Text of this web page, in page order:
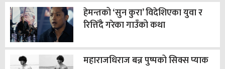
हेमन्तको ‘सुन कुरा’ विदेशिएका युवा र
रित्तिँदै गरेका गाउँको कथा
महाराजधिराज बन्न पुष्पको सिक्स प्याक